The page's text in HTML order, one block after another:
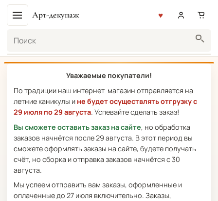
Арт-декупаж
Уважаемые покупатели!
По традиции наш интернет-магазин отправляется на
летние каникулы и не будет осуществлять отгрузку с
29 июля по 29 августа. Успевайте сделать заказ!
Вы сможете оставить заказ на сайте, но обработка
заказов начнётся после 29 августа. В этот период вы
сможете оформлять заказы на сайте, будете получать
счёт, но сборка и отправка заказов начнётся с 30
августа.
Мы успеем отправить вам заказы, оформленные и
оплаченные до 27 июля включительно. Заказы,